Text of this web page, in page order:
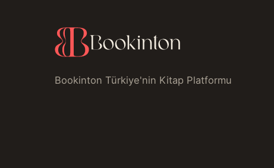
Bookinton Türkiye'nin Kitap Platformu